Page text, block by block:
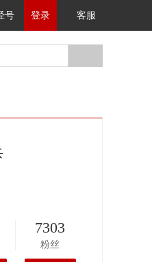
号 登录 客服
7303
粉丝